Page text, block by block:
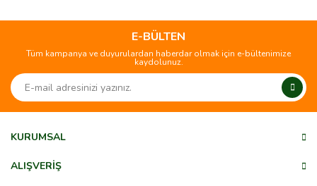
Yorum Yaz
kullanarak tarafımıza iletebilirsiniz.
Görüş ve önerileriniz için teşekkür ederiz.
Ürün açıklamasında eksik bilgiler bulunuyor.
Ürün bilgilerinde hatalar bulunuyor.
E-BÜLTEN
Tüm kampanya ve duyurulardan haberdar olmak için e-bültenimize
kaydolunuz.
KURUMSAL
ALIŞVERİŞ